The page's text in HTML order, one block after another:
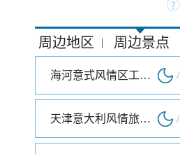
周边地区 | 周边景点
海河意式风情区工业园A区 /
天津意大利风情旅游区 /